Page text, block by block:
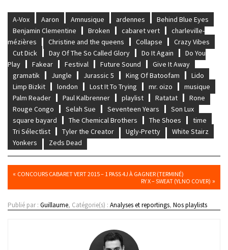
A-Vox Aaron Amnusique ardennes
Behind Blue Eyes
Benjamin Clementine
Broken cabaret vert
charleville-
mézières
Christine and the queens Collapse
Crazy Vibes
Cut Dick
Day Of The So Called Glory Do It Again
Do You
Play
Fakear Festival Future Sound
Give It Away
gramatik
Jungle Jurassic 5 King Of Batoofam
Lido
Limp Bizkit
london Lost It To Trying mr. oizo
musique
Palm Reader
Paul Kalbrenner playlist Ratatat
Rone
Rouge Congo
Selah Sue Seventeen Years
Son Lux
square bayard
The Chemical Brothers The Shoes
time
Tri Sélectlist
Tyler the Creator Ugly-Pretty
White Stairz
Yonkers
Zeds Dead
« CONCOURS CABARET VERT 2015 – 1 PASS 4J À GAGNER (TERMINÉ)
RY X – SWEAT (YLNO COVER) »
Publié par : Guillaume, Catégorie(s) : Analyses et reportings, Nos playlists